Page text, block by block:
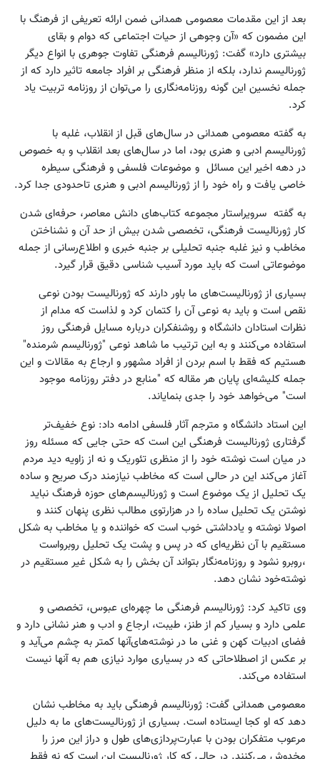
بعد از این مقدمات معصومی همدانی ضمن ارائه تعریفی از فرهنگ با
این مضمون که «آن وجوهی از حیات اجتماعی که دوام و بقای
بیشتری دارد» گفت: ژورنالیسم فرهنگی تفاوت جوهری با انواع دیگر
ژورنالیسم ندارد، بلکه از منظر فرهنگی بر افراد جامعه تاثیر دارد که از
جمله نخسین این گونه روزنامه‌نگاری را می‌توان از روزنامه تربیت یاد
کرد.
به گفته معصومی همدانی در سال‌های قبل از انقلاب، غلبه با
ژورنالیسم ادبی و هنری بود، اما در سال‌های بعد انقلاب و به خصوص
در دهه اخیر این مسائل و موضوعات فلسفی و فرهنگی سیطره
خاصی یافت و راه خود را از ژورنالیسم ادبی و هنری تاحدودی جدا کرد.
به گفته سرویراستار مجموعه کتاب‌های دانش معاصر، حرفه‌ای شدن
کار ژورنالیست فرهنگی، تخصصی شدن بیش از حد آن و نشناختن
مخاطب و نیز غلبه جنبه تحلیلی بر جنبه خبری و اطلاع‌رسانی از جمله
موضوعاتی است که باید مورد آسیب شناسی دقیق قرار گیرد.
بسیاری از ژورنالیست‌های ما باور دارند که ژورنالیست بودن نوعی
نقص است و باید به نوعی آن را کتمان کرد و لذاست که مدام از
نظرات استادان دانشگاه و روشنفکران درباره مسایل فرهنگی روز
استفاده می‌کنند و به این ترتیب ما شاهد نوعی "ژورنالیسم شرمنده"
هستیم که فقط با اسم بردن از افراد مشهور و ارجاع به مقالات و این
جمله کلیشه‌ای پایان هر مقاله که "منابع در دفتر روزنامه موجود
است" می‌خواهد خود را جدی بنمایاند.
این استاد دانشگاه و مترجم آثار فلسفی ادامه داد: نوع خفیف‌تر
گرفتاری ژورنالیست فرهنگی این است که حتی جایی که مسئله روز
در میان است نوشته خود را از منظری تئوریک و نه از زاویه دید مردم
آغاز می‌کند این در حالی است که مخاطب نیازمند درک صریح و ساده
یک تحلیل از یک موضوع است و ژورنالیسم‌های حوزه فرهنگ نباید
نوشتن یک تحلیل ساده را در هزارتوی مطالب نظری پنهان کنند و
اصولا نوشته و یادداشتی خوب است که خواننده و یا مخاطب به شکل
مستقیم با آن نظریه‌ای که در پس و پشت یک تحلیل روبرواست
،روبرو نشود و روزنامه‌نگار بتواند آن بخش را به شکل غیر مستقیم در
نوشته‌خود نشان دهد.
وی تاکید کرد: ژورنالیسم فرهنگی ما چهره‌ای عبوس، تخصصی و
علمی دارد و بسیار کم از طنز، طیبت، ارجاع و ادب و هنر نشانی دارد و
فضای ادبیات کهن و غنی ما در نوشته‌های‌آنها کمتر به چشم می‌آید و
بر عکس از اصطلاحاتی که در بسیاری موارد نیازی هم به آنها نیست
استفاده می‌کند.
معصومی همدانی گفت: ژورنالیسم فرهنگی باید به مخاطب نشان
دهد که او کجا ایستاده است. بسیاری از ژورنالیست‌های ما به دلیل
مرعوب متفکران بودن با عبارت‌پردازی‌های طول و دراز این مرز را